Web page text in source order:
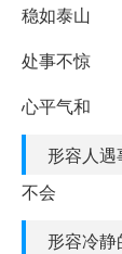
稳如泰山
处事不惊
心平气和
形容人
不会
形容冷静